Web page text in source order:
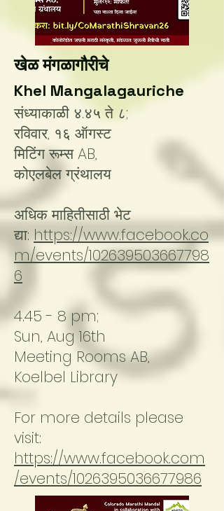
खेळ मंगळागौरीचे
Khel Mangalagauriche
संध्याकाळी ४.४५ ते ८;
रविवार, १६ ऑगस्ट
मिटिंग रूम्स AB,
कोएलबेल ग्रंथालय
अधिक माहितीसाठी भेट
द्या: https://www.facebook.co
m/events/102639503667798
6
4.45 - 8 pm;
Sun, Aug 16th
Meeting Rooms AB,
Koelbel Library
For more details please
visit:
https://www.facebook.com
/events/1026395036677986